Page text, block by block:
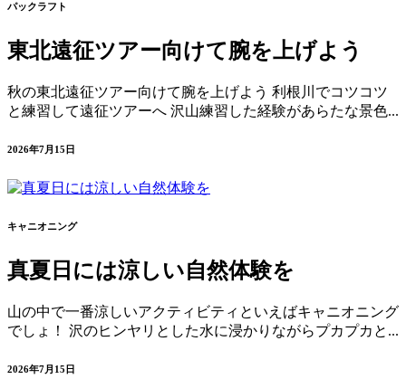
パックラフト
東北遠征ツアー向けて腕を上げよう
秋の東北遠征ツアー向けて腕を上げよう 利根川でコツコツ
と練習して遠征ツアーへ 沢山練習した経験があらたな景色...
2026年7月15日
キャニオニング
真夏日には涼しい自然体験を
山の中で一番涼しいアクティビティといえばキャニオニング
でしょ！ 沢のヒンヤリとした水に浸かりながらプカプカと...
2026年7月15日